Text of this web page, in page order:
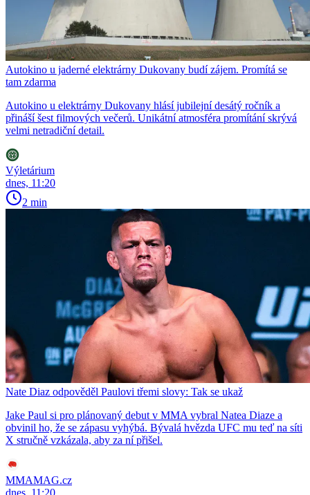
Autokino u jaderné elektrárny Dukovany budí zájem. Promítá se
tam zdarma
Autokino u elektrárny Dukovany hlásí jubilejní desátý ročník a
přináší šest filmových večerů. Unikátní atmosféra promítání skrývá
velmi netradiční detail.
Výletárium
dnes, 11:20
2 min
Nate Diaz odpověděl Paulovi třemi slovy: Tak se ukaž
Jake Paul si pro plánovaný debut v MMA vybral Natea Diaze a
obvinil ho, že se zápasu vyhýbá. Bývalá hvězda UFC mu teď na síti
X stručně vzkázala, aby za ní přišel.
MMAMAG.cz
dnes, 11:20